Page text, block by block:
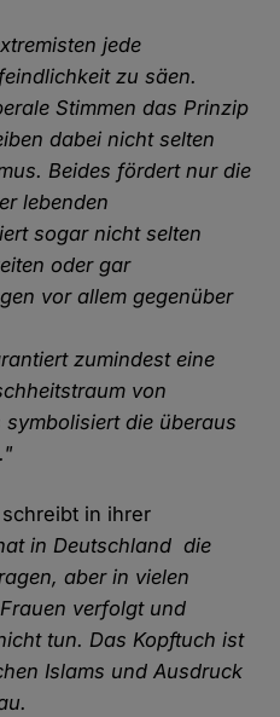
jede
zu säen.
Stimmen das Prinzip
dabei nicht selten
Beides fördert nur die
lebenden
sogar nicht selten
oder gar
vor allem gegenüber
zumindest eine
von
die überaus
in ihrer
in Deutschland die
aber in vielen
verfolgt und
tun. Das Kopftuch ist
Islams und Ausdruck